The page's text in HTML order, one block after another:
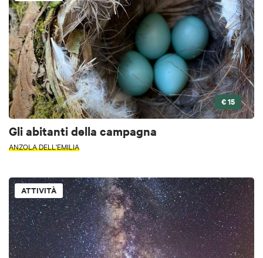
€ 15
Gli abitanti della campagna
ANZOLA DELL'EMILIA
ATTIVITÀ